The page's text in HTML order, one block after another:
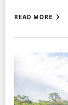
READ MORE